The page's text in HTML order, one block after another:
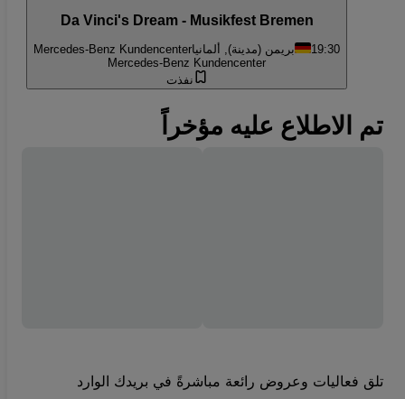
Da Vinci's Dream - Musikfest Bremen
19:30 بريمن (مدينة), ألمانياMercedes-Benz Kundencenter
Mercedes-Benz Kundencenter
نفذت
تم الاطلاع عليه مؤخراً
تلق فعاليات وعروض رائعة مباشرةً في بريدك الوارد